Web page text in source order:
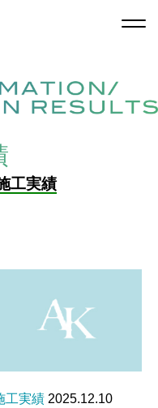
工実績
工実績 2025.12.10